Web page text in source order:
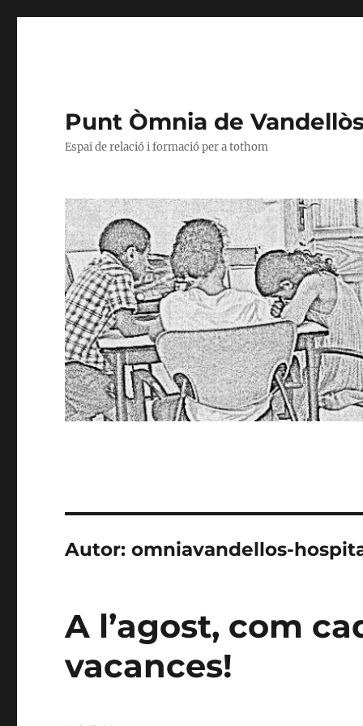
Punt Òmnia de
Espai de relació i formació per a tothom
Autor:omniavandellos-
A l’agost, com
vacances!